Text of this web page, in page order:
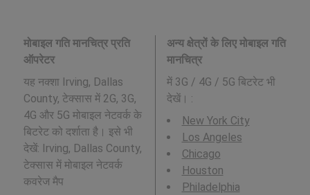
मोबाइल गति मानचित्र प्रति
ऑपरेटर
यह नक्शा Irving, Dallas
County, टेक्सास में 2G, 3G,
4G और 5G मोबाइल नेटवर्क के
बिटरेट को दर्शाता है। इसे भी
देखें: Irving, Dallas County,
टेक्सास में मोबाइल नेटवर्क
कवरेज मैप
अन्य क्षेत्रों के लिए मोबाइल गति
मानचित्र
में 3G / 4G / 5G बिटरेट भी
देखें। :
New York City
Los Angeles
Chicago
Houston
Philadelphia